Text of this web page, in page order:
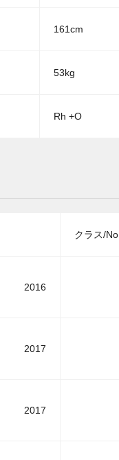
161cm
53kg
Rh +O
クラス/No.
2016
2017
2017